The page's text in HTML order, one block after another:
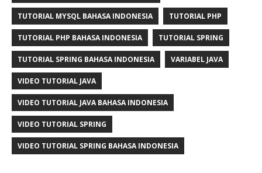
TUTORIAL MYSQL BAHASA INDONESIA TUTORIAL PHP
TUTORIAL PHP BAHASA INDONESIA TUTORIAL SPRING
TUTORIAL SPRING BAHASA INDONESIA VARIABEL JAVA
VIDEO TUTORIAL JAVA
VIDEO TUTORIAL JAVA BAHASA INDONESIA
VIDEO TUTORIAL SPRING
VIDEO TUTORIAL SPRING BAHASA INDONESIA